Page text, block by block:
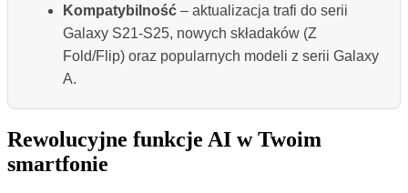
Kompatybilność – aktualizacja trafi do serii
Galaxy S21-S25, nowych składaków (Z
Fold/Flip) oraz popularnych modeli z serii Galaxy
A.
Rewolucyjne funkcje AI w Twoim
smartfonie